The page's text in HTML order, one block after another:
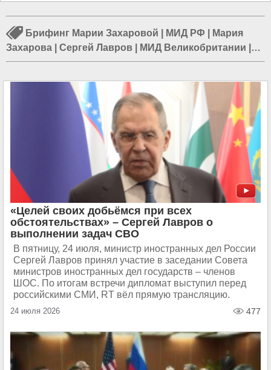
Брифинг Марии Захаровой МИД РФ
Мария
Захарова
Сергей Лавров МИД Великобритании
МИД США|МИД Ирана|МИД Украины|Борис
Брифинг МИД РФ
«Целей своих добьёмся при всех
обстоятельствах» – Сергей Лавров о
выполнении задач СВО
В пятницу, 24 июля, министр иностранных дел России
Сергей Лавров принял участие в заседании Совета
министров иностранных дел государств – членов
ШОС. По итогам встречи дипломат выступил перед
российскими СМИ, RT вёл прямую трансляцию.
24 июля 2026 477